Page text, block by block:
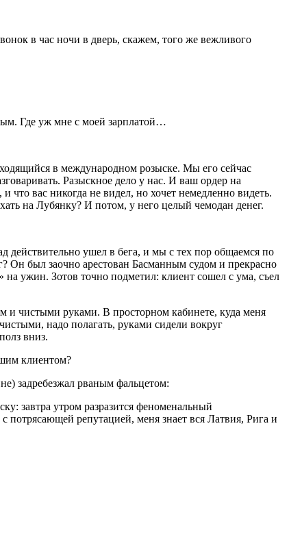
в час ночи в дверь, скажем, того же вежливого
Где уж мне с моей зарплатой…
в международном розыске. Мы его сейчас
Разыскное дело у нас. И ваш ордер на
что вас никогда не видел, но хочет немедленно видеть.
на Лубянку? И потом, у него целый чемодан денег.
действительно ушел в бега, и мы с тех пор общаемся по
Он был заочно арестован Басманным судом и прекрасно
на ужин. Зотов точно подметил: клиент сошел с ума, съел
и чистыми руками. В просторном кабинете, куда меня
надо полагать, руками сидели вокруг
вниз.
клиентом?
задребезжал рваным фальцетом:
завтра утром разразится феноменальный
репутацией, меня знает вся Латвия, Рига и